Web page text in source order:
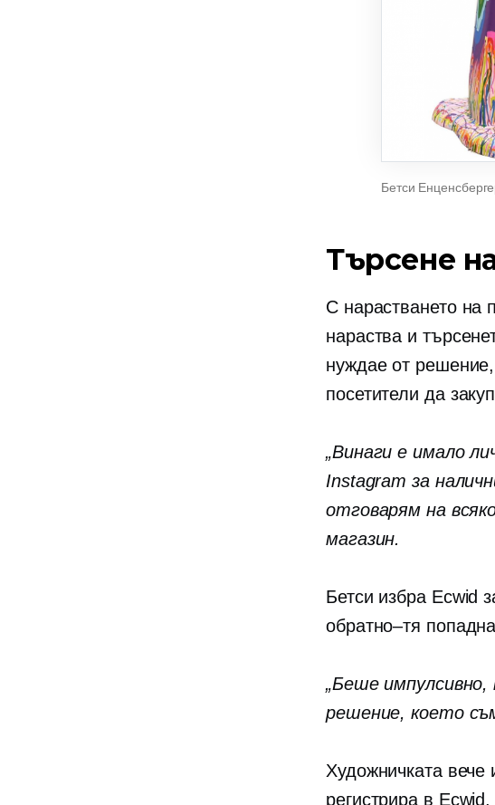
Бетси
Търсене
С нарастването на
нараства и
нуждае от
посетители да
„Винаги е имало
Instagram за
отговарям на
магазин.
Бетси избра Ecwid
обратно–тя
„Беше импулсивно,
решение, което
Художничката вече
регистрира в